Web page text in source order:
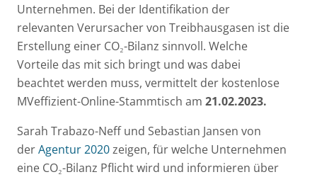
Unternehmen. Bei der Identifikation der
relevanten Verursacher von Treibhausgasen ist die
Erstellung einer CO₂-Bilanz sinnvoll. Welche
Vorteile das mit sich bringt und was dabei
beachtet werden muss, vermittelt der kostenlose
MVeffizient-Online-Stammtisch am 21.02.2023.
Sarah Trabazo-Neff und Sebastian Jansen von
derAgentur 2020zeigen, für welche Unternehmen
eine CO₂-Bilanz Pflicht wird und informieren über